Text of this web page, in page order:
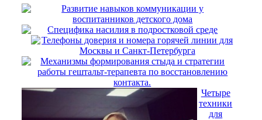
Развитие навыков коммуникации у
воспитанников детского дома
Специфика насилия в подростковой среде
Телефоны доверия и номера горячей линии для
Москвы и Санкт-Петербурга
Механизмы формирования стыда и стратегии
работы гештальт-терапевта по восстановлению
контакта.
Четыре
техники
для